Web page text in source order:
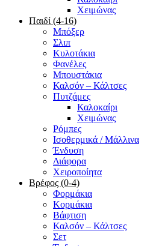
Χειμώνας
Παιδί (4-16)
Μπόξερ
Σλιπ
Κυλοτάκια
Φανέλες
Μπουστάκια
Καλσόν – Κάλτσες
Πυτζάμες
Καλοκαίρι
Χειμώνας
Ρόμπες
Ισοθερμικά / Μάλλινα
Ένδυση
Διάφορα
Χειροποίητα
Βρέφος (0-4)
Φορμάκια
Κορμάκια
Βάφτιση
Καλσόν – Κάλτσες
Σετ